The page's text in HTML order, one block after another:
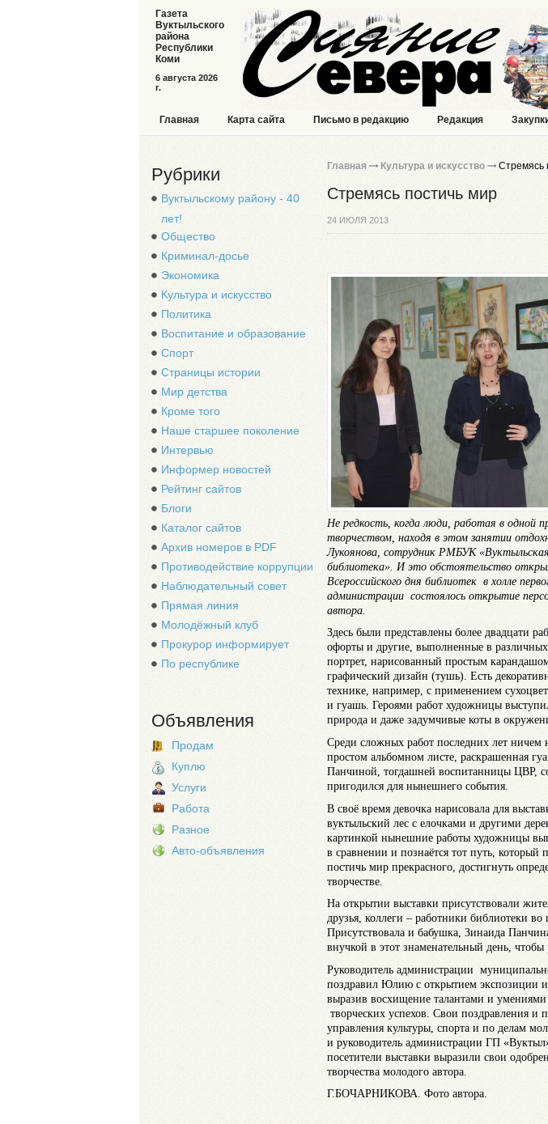
6 августа 2026
г.
Газета
Вуктыльского
района
Республики
Коми
Главная Карта сайта Письмо в редакцию Редакция
Рубрики
Вуктыльскому району - 40
лет!
Общество
Криминал-досье
Экономика
Культура и искусство
Политика
Воспитание и образование
Спорт
Страницы истории
Мир детства
Кроме того
Наше старшее поколение
Интервью
Информер новостей
Рейтинг сайтов
Блоги
Каталог сайтов
Архив номеров в PDF
Противодействие коррупции
Наблюдательный совет
Прямая линия
Молодёжный клуб
Прокурор информирует
По республике
Объявления
Продам
Куплю
Услуги
Работа
Разное
Авто-объявления
Главная Культура и искусство Стремясь
Стремясь постичь мир
24 ИЮЛЯ 2013
Не редкость, когда люди, работая в одной
творчеством, находя в этом занятии
Лукоянова, сотрудник РМБУК
библиотека». И это обстоятельство
Всероссийского дня библиотек в холле
администрации состоялось открытие
автора.
Здесь были представлены более двадцати
офорты и другие, выполненные в
портрет, нарисованный простым
графический дизайн (тушь). Есть
технике, например, с применением
и гуашь. Героями работ художницы
природа и даже задумчивые коты в
Среди сложных работ последних лет ничем
простом альбомном листе, раскрашенная
Панчиной, тогдашней воспитанницы ЦВР,
пригодился для нынешнего события.
В своё время девочка нарисовала для
вуктыльский лес с елочками и другими
картинкой нынешние работы художницы
в сравнении и познаётся тот путь,
постичь мир прекрасного, достигнуть
творчестве.
На открытии выставки присутствовали
друзья, коллеги – работники библиотеки
Присутствовала и бабушка, Зинаида
внучкой в этот знаменательный день, чтобы
Руководитель администрации
поздравил Юлию с открытием экспозиции
выразив восхищение талантами и
творческих успехов. Свои поздравления и
управления культуры, спорта и по делам
и руководитель администрации ГП
посетители выставки выразили свои
творчества молодого автора.
Г.БОЧАРНИКОВА. Фото автора.